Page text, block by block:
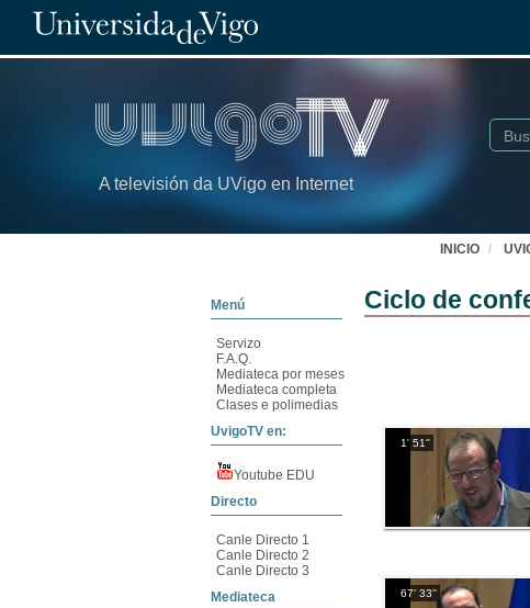
A televisión da UVigo en Internet
Buscar
INICIO
Menú
Servizo
F.A.Q.
Mediateca por meses
Mediateca completa
Clases e polimedias
UvigoTV en:
Youtube EDU
Directo
Canle Directo 1
Canle Directo 2
Canle Directo 3
Mediateca
Ciclo de
1' 51''
67' 33''